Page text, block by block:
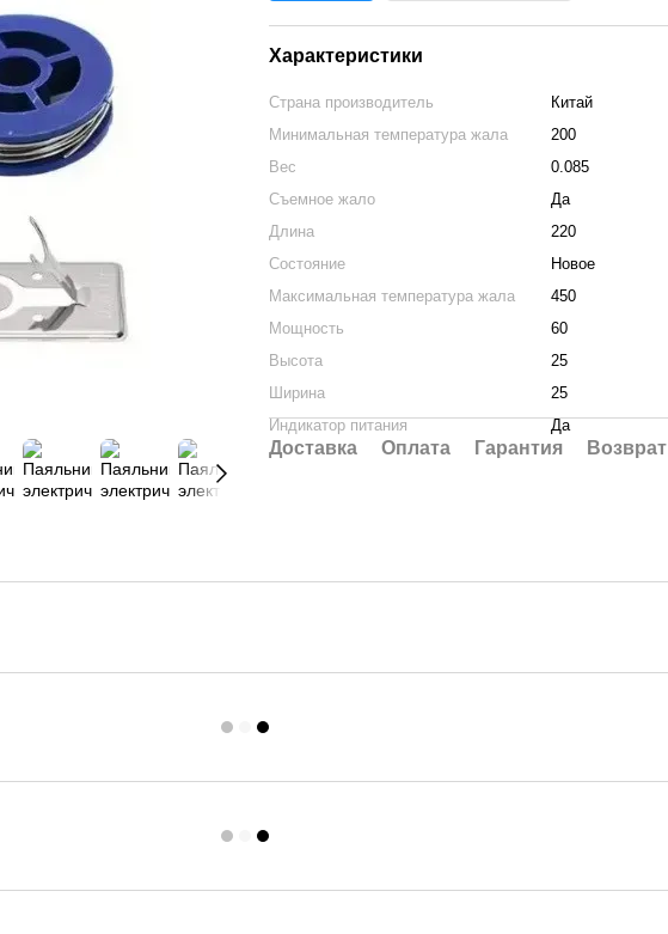
Характеристики
Страна производитель
Китай
Минимальная температура жала
200
Вес
0.085
Съемное жало
Да
Длина
220
Состояние
Новое
Максимальная температура жала
450
Мощность
60
Высота
25
Ширина
25
Индикатор питания
Да
Доставка Оплата Гарантия Возврат